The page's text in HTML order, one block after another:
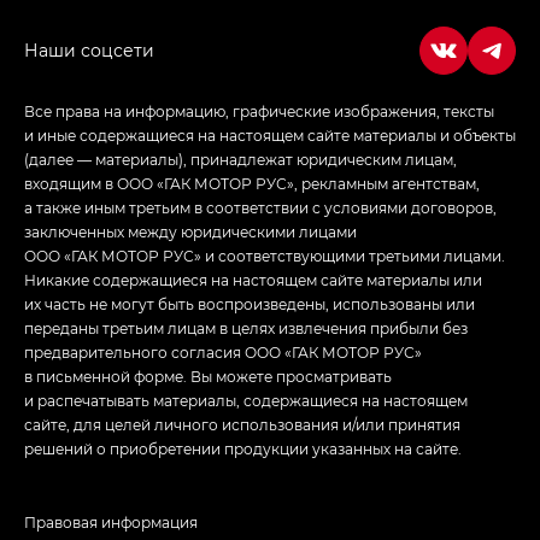
Все права на информацию, графические изображения, тексты
и иные содержащиеся на настоящем сайте материалы и объекты
(далее — материалы), принадлежат юридическим лицам,
входящим в ООО «ГАК МОТОР РУС», рекламным агентствам,
а также иным третьим в соответствии с условиями договоров,
заключенных между юридическими лицами
ООО «ГАК МОТОР РУС» и соответствующими третьими лицами.
Никакие содержащиеся на настоящем сайте материалы или
их часть не могут быть воспроизведены, использованы или
переданы третьим лицам в целях извлечения прибыли без
предварительного согласия ООО «ГАК МОТОР РУС»
в письменной форме. Вы можете просматривать
и распечатывать материалы, содержащиеся на настоящем
сайте, для целей личного использования и/или принятия
решений о приобретении продукции указанных на сайте.
Правовая информация